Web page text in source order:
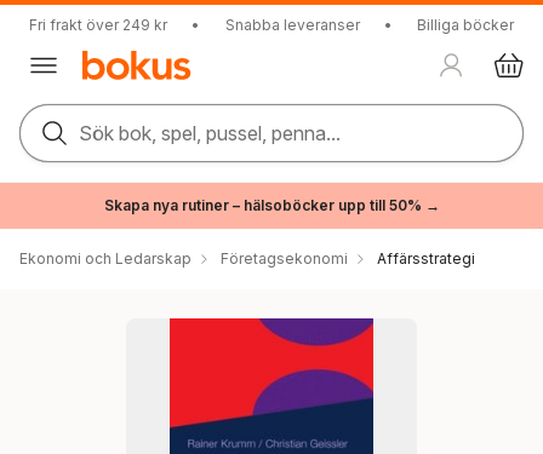
Fri frakt över 249 kr • Snabba leveranser • Billiga böcker
Sök bok, spel, pussel, penna...
Skapa nya rutiner – hälsoböcker upp till 50% →
Ekonomi och Ledarskap Företagsekonomi Affärsstrategi